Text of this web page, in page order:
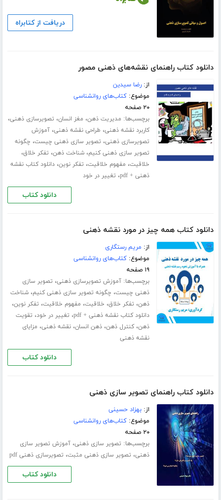
دریافت از کتابراه
دانلود کتاب راهنمای نقشه‌های ذهنی مصور
از:رضا سیدین
موضوع:کتاب‌های روانشناسی
۲۰ صفحه
برچسب‌ها: مدیریت ذهن، مغز انسان، تصویرسازی ذهنی،
کاربرد نقشه ذهنی، طراحی نقشه ذهنی،آموزش
تصویرسازی ذهنی، تصویر سازی ذهنی چیست، چگونه
تصویر سازی ذهنی کنیم،شناخت ذهن، تفکر خلاق،
خلاقیت، مفهوم خلاقیت، تفکر نوین،دانلود کتاب نقشه
ذهنی + pdf
، تغییر در خود
دانلود کتاب
دانلود کتاب همه چیز در مورد نقشه ذهنی
از: مریم رستگاری
موضوع:کتاب‌های روانشناسی
۱۹ صفحه
برچسب‌ها:آموزش تصویرسازی ذهنی، تصویر سازی
ذهنی چیست، چگونه تصویر سازی ذهنی کنیم،شناخت
ذهن، تفکر خلاق، خلاقیت، مفهوم خلاقیت، تفکر نوین،
دانلود کتاب نقشه ذهنی + pdf ، تغییر در خود، تقویت
ذهن،کنترل ذهن،ذهن انسان،نقشه ذهنی، مزایای
نقشه ذهنی
دانلود کتاب
دانلود کتاب راهنمای تصویر سازی ذهنی
از:بهزاد حسینی
موضوع:کتاب‌های روانشناسی
۲۰ صفحه
برچسب‌ها: تصویر سازی ذهنی،آموزش تصویر سازی
ذهنی، تصویر سازی ذهنی مثبت، تصویرسازی ذهنی pdf
دانلود کتاب